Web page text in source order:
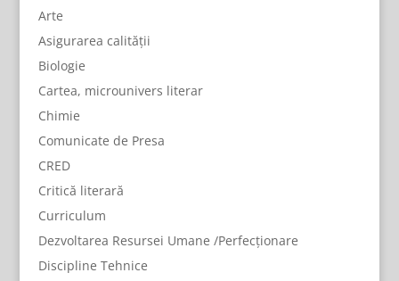
Arte
Asigurarea calității
Biologie
Cartea, microunivers literar
Chimie
Comunicate de Presa
CRED
Critică literară
Curriculum
Dezvoltarea Resursei Umane /Perfecționare
Discipline Tehnice